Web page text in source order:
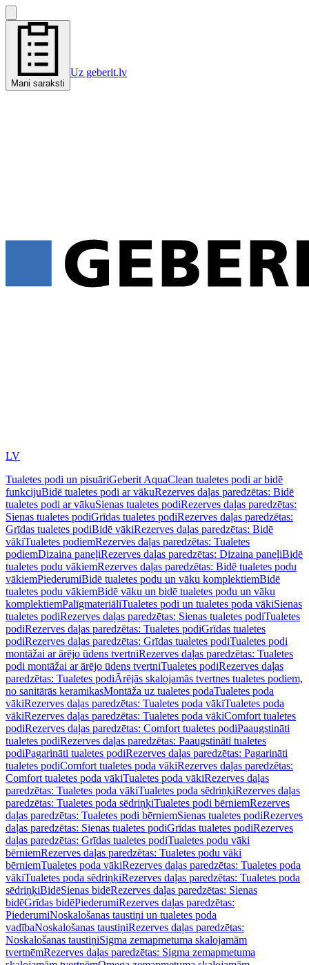
Mani saraksti
Uz geberit.lv
LV
Tualetes podi un pisuāriGeberit AquaClean tualetes podi ar bidē
funkcijuBidē tualetes podi ar vākuRezerves daļas paredzētas: Bidē
tualetes podi ar vākuSienas tualetes podiRezerves daļas paredzētas:
Sienas tualetes podiGrīdas tualetes podiRezerves daļas paredzētas:
Grīdas tualetes podiBidē vākiRezerves daļas paredzētas: Bidē
vākiTualetes podiemRezerves daļas paredzētas: Tualetes
podiemDizaina paneļiRezerves daļas paredzētas: Dizaina paneļiBidē
tualetes podu vākiemRezerves daļas paredzētas: Bidē tualetes podu
vākiemPiederumiBidē tualetes podu un vāku komplektiemBidē
tualetes podu vākiemBidē vāku un bidē tualetes podu un vāku
komplektiemPalīgmateriāliTualetes podi un tualetes poda vākiSienas
tualetes podiRezerves daļas paredzētas: Sienas tualetes podiTualetes
podiRezerves daļas paredzētas: Tualetes podiGrīdas tualetes
podiRezerves daļas paredzētas: Grīdas tualetes podiTualetes podi
montāžai ar ārējo ūdens tvertniRezerves daļas paredzētas: Tualetes
podi montāžai ar ārējo ūdens tvertniTualetes podiRezerves daļas
paredzētas: Tualetes podiĀrējās skalojamās tvertnes tualetes podiem,
no sanitārās keramikasMontāža uz tualetes podaTualetes poda
vākiRezerves daļas paredzētas: Tualetes poda vākiTualetes poda
vākiRezerves daļas paredzētas: Tualetes poda vākiComfort tualetes
podiRezerves daļas paredzētas: Comfort tualetes podiPaaugstināti
tualetes podiRezerves daļas paredzētas: Paaugstināti tualetes
podiPagarināti tualetes podiRezerves daļas paredzētas: Pagarināti
tualetes podiComfort tualetes poda vākiRezerves daļas paredzētas:
Comfort tualetes poda vākiTualetes poda vākiRezerves daļas
paredzētas: Tualetes poda vākiTualetes poda sēdriņķiRezerves daļas
paredzētas: Tualetes poda sēdriņķiTualetes podi bērniemRezerves
daļas paredzētas: Tualetes podi bērniemSienas tualetes podiRezerves
daļas paredzētas: Sienas tualetes podiGrīdas tualetes podiRezerves
daļas paredzētas: Grīdas tualetes podiTualetes podu vāki
bērniemRezerves daļas paredzētas: Tualetes podu vāki
bērniemTualetes poda vākiRezerves daļas paredzētas: Tualetes poda
vākiTualetes poda sēdriņķiRezerves daļas paredzētas: Tualetes poda
sēdriņķiBidēSienas bidēRezerves daļas paredzētas: Sienas
bidēGrīdas bidēPiederumiRezerves daļas paredzētas:
PiederumiNoskalošanas taustiņi un tualetes poda
vadībaNoskalošanas taustiņiRezerves daļas paredzētas:
Noskalošanas taustiņiSigma zemapmetuma skalojamām
tvertnēmRezerves daļas paredzētas: Sigma zemapmetuma